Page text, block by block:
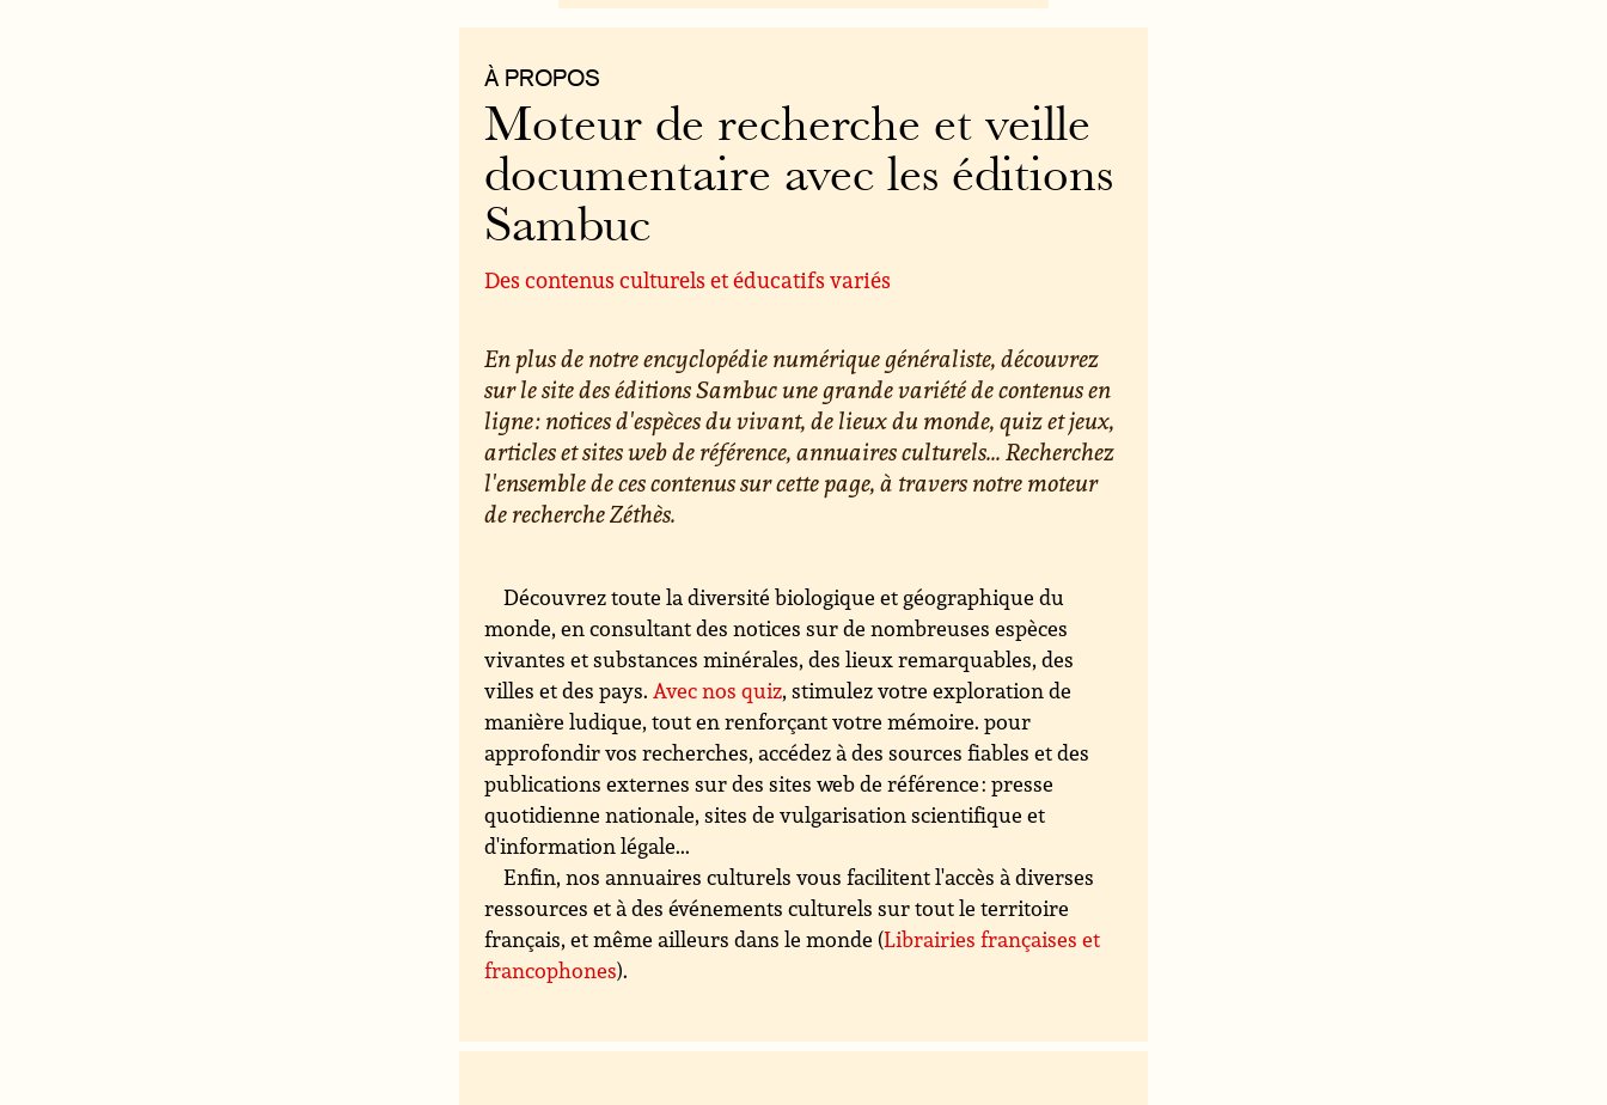
À PROPOS
Moteur de recherche et veille
documentaire avec les éditions
Sambuc
Des contenus culturels et éducatifs variés
En plus de notre encyclopédie numérique généraliste, découvrez
sur le site des éditions Sambuc une grande variété de contenus en
ligne : notices d'espèces du vivant, de lieux du monde, quiz et jeux,
articles et sites web de référence, annuaires culturels... Recherchez
l'ensemble de ces contenus sur cette page, à travers notre moteur
de recherche Zéthès.
Découvrez toute la diversité biologique et géographique du
monde, en consultant des notices sur de nombreuses espèces
vivantes et substances minérales, des lieux remarquables, des
villes et des pays.Avec nos quiz, stimulez votre exploration de
manière ludique, tout en renforçant votre mémoire. pour
approfondir vos recherches, accédez à des sources fiables et des
publications externes sur des sites web de référence : presse
quotidienne nationale, sites de vulgarisation scientifique et
d'information légale...
Enfin, nos annuaires culturels vous facilitent l'accès à diverses
ressources et à des événements culturels sur tout le territoire
français, et même ailleurs dans le monde (Librairies françaises et
francophones).